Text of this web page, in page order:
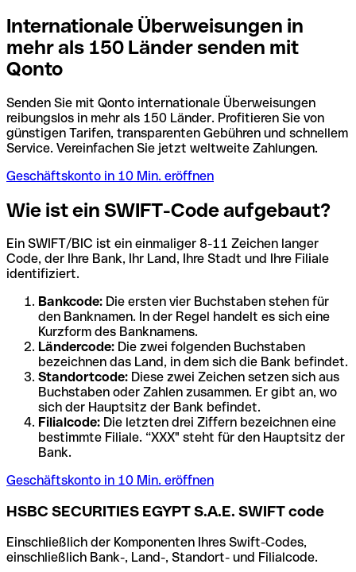
Internationale Überweisungen in
mehr als 150 Länder senden mit
Qonto
Senden Sie mit Qonto internationale Überweisungen
reibungslos in mehr als 150 Länder. Profitieren Sie von
günstigen Tarifen, transparenten Gebühren und schnellem
Service. Vereinfachen Sie jetzt weltweite Zahlungen.
Geschäftskonto in 10 Min. eröffnen
Wie ist ein SWIFT-Code aufgebaut?
Ein SWIFT/BIC ist ein einmaliger 8-11 Zeichen langer
Code, der Ihre Bank, Ihr Land, Ihre Stadt und Ihre Filiale
identifiziert.
Bankcode: Die ersten vier Buchstaben stehen für
den Banknamen. In der Regel handelt es sich eine
Kurzform des Banknamens.
Ländercode: Die zwei folgenden Buchstaben
bezeichnen das Land, in dem sich die Bank befindet.
Standortcode: Diese zwei Zeichen setzen sich aus
Buchstaben oder Zahlen zusammen. Er gibt an, wo
sich der Hauptsitz der Bank befindet.
Filialcode: Die letzten drei Ziffern bezeichnen eine
bestimmte Filiale. “XXX" steht für den Hauptsitz der
Bank.
Geschäftskonto in 10 Min. eröffnen
HSBC SECURITIES EGYPT S.A.E. SWIFT code
Einschließlich der Komponenten Ihres Swift-Codes,
einschließlich Bank-, Land-, Standort- und Filialcode.